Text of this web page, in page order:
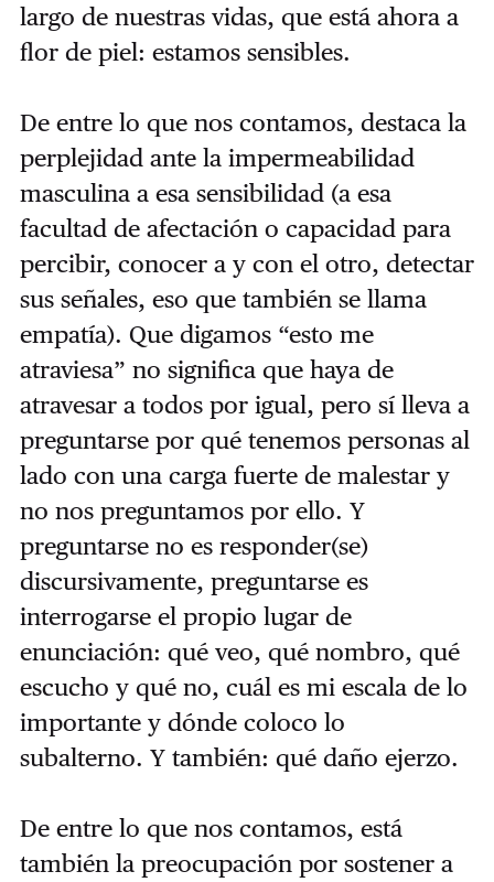
largo de nuestras vidas, que está ahora a
flor de piel: estamos sensibles.
De entre lo que nos contamos, destaca la
perplejidad ante la impermeabilidad
masculina a esa sensibilidad (a esa
facultad de afectación o capacidad para
percibir, conocer a y con el otro, detectar
sus señales, eso que también se llama
empatía). Que digamos “esto me
atraviesa” no significa que haya de
atravesar a todos por igual, pero sí lleva a
preguntarse por qué tenemos personas al
lado con una carga fuerte de malestar y
no nos preguntamos por ello. Y
preguntarse no es responder(se)
discursivamente, preguntarse es
interrogarse el propio lugar de
enunciación: qué veo, qué nombro, qué
escucho y qué no, cuál es mi escala de lo
importante y dónde coloco lo
subalterno. Y también: qué daño ejerzo.
De entre lo que nos contamos, está
también la preocupación por sostener a